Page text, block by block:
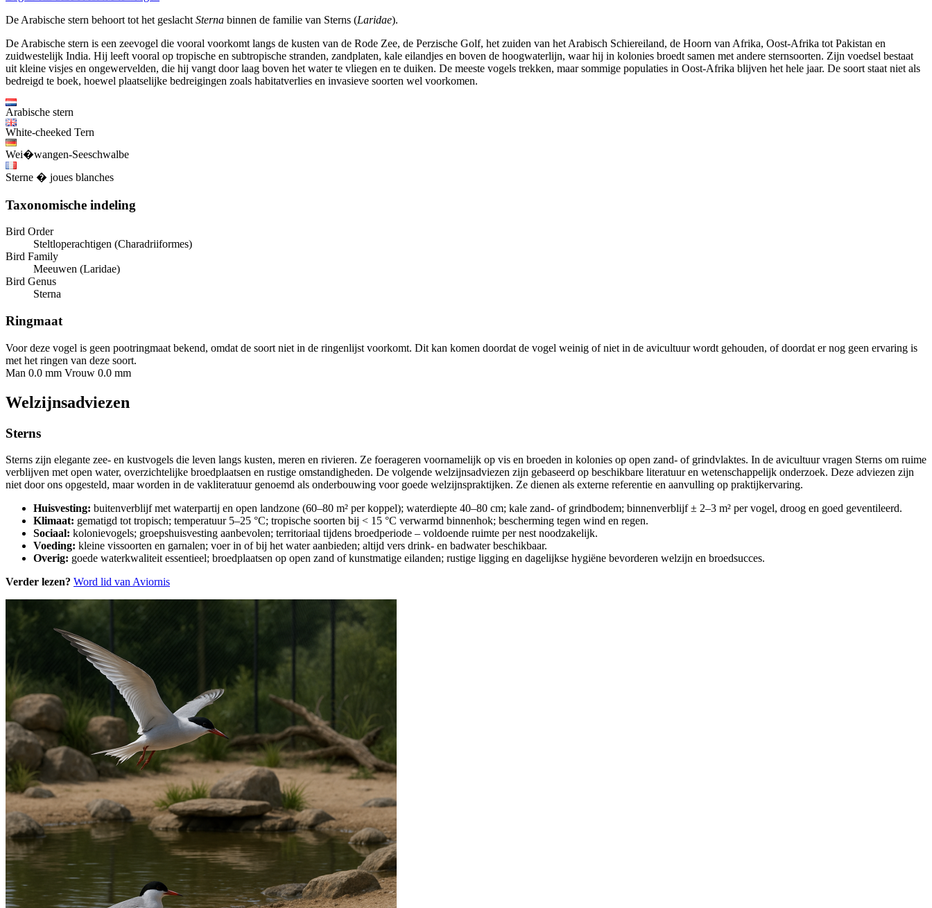
De Arabische stern behoort tot het geslacht Sterna binnen de familie van Sterns (Laridae).
De Arabische stern is een zeevogel die vooral voorkomt langs de kusten van de Rode Zee, de Perzische Golf, het zuiden van het Arabisch Schiereiland, de Hoorn van Afrika, Oost-Afrika tot Pakistan en
zuidwestelijk India. Hij leeft vooral op tropische en subtropische stranden, zandplaten, kale eilandjes en boven de hoogwaterlijn, waar hij in kolonies broedt samen met andere sternsoorten. Zijn voedsel bestaat
uit kleine visjes en ongewervelden, die hij vangt door laag boven het water te vliegen en te duiken. De meeste vogels trekken, maar sommige populaties in Oost-Afrika blijven het hele jaar. De soort staat niet als
bedreigd te boek, hoewel plaatselijke bedreigingen zoals habitatverlies en invasieve soorten wel voorkomen.
Arabische stern
White-cheeked Tern
Wei�wangen-Seeschwalbe
Sterne � joues blanches
Taxonomische indeling
Bird Order
Steltloperachtigen (Charadriiformes)
Bird Family
Meeuwen (Laridae)
Bird Genus
Sterna
Ringmaat
Voor deze vogel is geen pootringmaat bekend, omdat de soort niet in de ringenlijst voorkomt. Dit kan komen doordat de vogel weinig of niet in de avicultuur wordt gehouden, of doordat er nog geen ervaring is
met het ringen van deze soort.
Man 0.0 mm Vrouw 0.0 mm
Welzijnsadviezen
Sterns
Sterns zijn elegante zee- en kustvogels die leven langs kusten, meren en rivieren. Ze foerageren voornamelijk op vis en broeden in kolonies op open zand- of grindvlaktes. In de avicultuur vragen Sterns om ruime
verblijven met open water, overzichtelijke broedplaatsen en rustige omstandigheden. De volgende welzijnsadviezen zijn gebaseerd op beschikbare literatuur en wetenschappelijk onderzoek. Deze adviezen zijn
niet door ons opgesteld, maar worden in de vakliteratuur genoemd als onderbouwing voor goede welzijnspraktijken. Ze dienen als externe referentie en aanvulling op praktijkervaring.
Huisvesting: buitenverblijf met waterpartij en open landzone (60–80 m² per koppel); waterdiepte 40–80 cm; kale zand- of grindbodem; binnenverblijf ± 2–3 m² per vogel, droog en goed geventileerd.
Klimaat: gematigd tot tropisch; temperatuur 5–25 °C; tropische soorten bij < 15 °C verwarmd binnenhok; bescherming tegen wind en regen.
Sociaal: kolonievogels; groepshuisvesting aanbevolen; territoriaal tijdens broedperiode – voldoende ruimte per nest noodzakelijk.
Voeding: kleine vissoorten en garnalen; voer in of bij het water aanbieden; altijd vers drink- en badwater beschikbaar.
Overig: goede waterkwaliteit essentieel; broedplaatsen op open zand of kunstmatige eilanden; rustige ligging en dagelijkse hygiëne bevorderen welzijn en broedsucces.
Verder lezen? Word lid van Aviornis